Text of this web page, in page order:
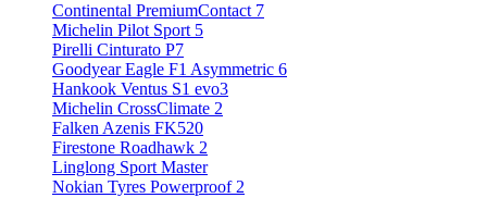
Continental PremiumContact 7
Michelin Pilot Sport 5
Pirelli Cinturato P7
Goodyear Eagle F1 Asymmetric 6
Hankook Ventus S1 evo3
Michelin CrossClimate 2
Falken Azenis FK520
Firestone Roadhawk 2
Linglong Sport Master
Nokian Tyres Powerproof 2